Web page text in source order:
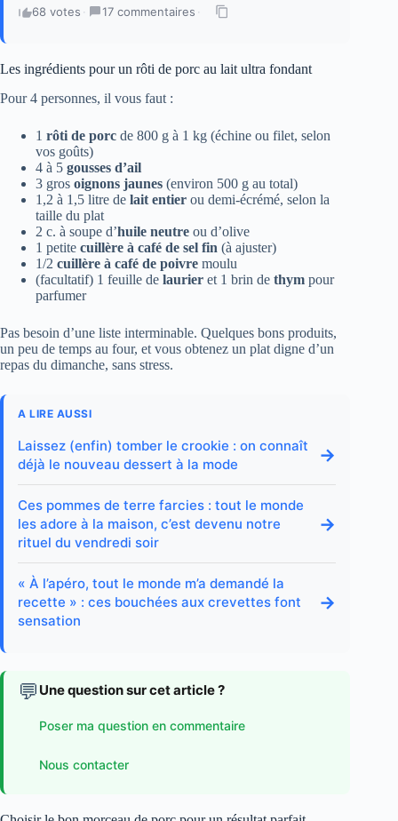
68 votes · 17 commentaires ·
Les ingrédients pour un rôti de porc au lait ultra fondant
Pour 4 personnes, il vous faut :
1 rôti de porc de 800 g à 1 kg (échine ou filet, selon
vos goûts)
4 à 5 gousses d’ail
3 gros oignons jaunes (environ 500 g au total)
1,2 à 1,5 litre de lait entier ou demi-écrémé, selon la
taille du plat
2 c. à soupe d’huile neutre ou d’olive
1 petite cuillère à café de sel fin (à ajuster)
1/2 cuillère à café de poivre moulu
(facultatif) 1 feuille de laurier et 1 brin de thym pour
parfumer
Pas besoin d’une liste interminable. Quelques bons produits,
un peu de temps au four, et vous obtenez un plat digne d’un
repas du dimanche, sans stress.
A LIRE AUSSI
Laissez (enfin) tomber le crookie : on connaît
déjà le nouveau dessert à la mode
→
Ces pommes de terre farcies : tout le monde
les adore à la maison, c’est devenu notre
rituel du vendredi soir
→
« À l’apéro, tout le monde m’a demandé la
recette » : ces bouchées aux crevettes font
sensation
→
💬 Une question sur cet article ?
Poser ma question en commentaire
Nous contacter